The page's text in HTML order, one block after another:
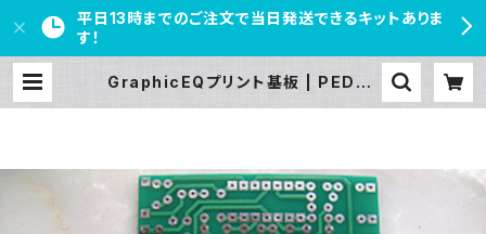
平日13時までのご注文で当日発送できるキットありま
す！
GraphicEQプリント基板 | PEDAL